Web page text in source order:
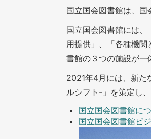
国立国会図書館は、国
国立国会図書館には
用提供」、「各種機
書館の３つの施設が一
2021年4月には、新た
ルシフト-」を策定し、
国立国会図書館に
国立国会図書館ビ